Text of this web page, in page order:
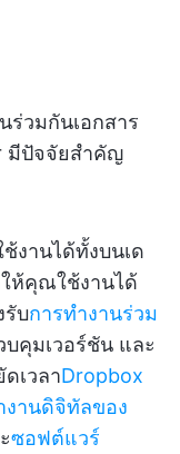
ร่วมกันเอกสาร
มีปัจจัยสำคัญ
งานได้ทั้งบนเด
ห้คุณใช้งานได้
รับการทำงานร่วม
บคุมเวอร์ชัน และ
เวลาDropbox
านดิจิทัลของ
ซอฟต์แวร์